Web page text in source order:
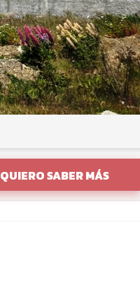
QUIERO SABER MÁS